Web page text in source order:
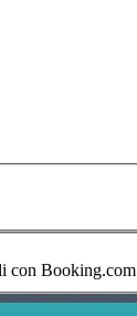
con Booking.com